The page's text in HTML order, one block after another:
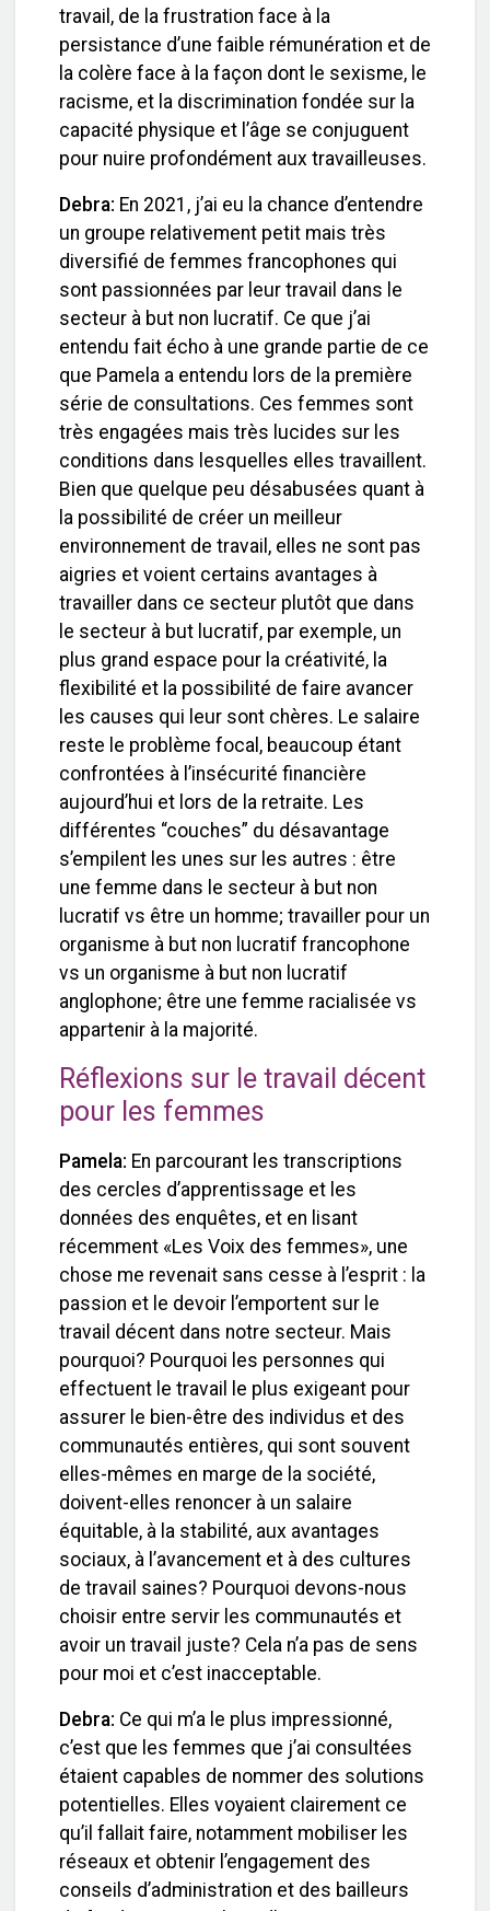
travail, de la frustration face à la
persistance d’une faible rémunération et de
la colère face à la façon dont le sexisme, le
racisme, et la discrimination fondée sur la
capacité physique et l’âge se conjuguent
pour nuire profondément aux travailleuses.
Debra: En 2021, j’ai eu la chance d’entendre
un groupe relativement petit mais très
diversifié de femmes francophones qui
sont passionnées par leur travail dans le
secteur à but non lucratif. Ce que j’ai
entendu fait écho à une grande partie de ce
que Pamela a entendu lors de la première
série de consultations. Ces femmes sont
très engagées mais très lucides sur les
conditions dans lesquelles elles travaillent.
Bien que quelque peu désabusées quant à
la possibilité de créer un meilleur
environnement de travail, elles ne sont pas
aigries et voient certains avantages à
travailler dans ce secteur plutôt que dans
le secteur à but lucratif, par exemple, un
plus grand espace pour la créativité, la
flexibilité et la possibilité de faire avancer
les causes qui leur sont chères. Le salaire
reste le problème focal, beaucoup étant
confrontées à l’insécurité financière
aujourd’hui et lors de la retraite. Les
différentes “couches” du désavantage
s’empilent les unes sur les autres : être
une femme dans le secteur à but non
lucratif vs être un homme; travailler pour un
organisme à but non lucratif francophone
vs un organisme à but non lucratif
anglophone; être une femme racialisée vs
appartenir à la majorité.
Réflexions sur le travail décent
pour les femmes
Pamela: En parcourant les transcriptions
des cercles d’apprentissage et les
données des enquêtes, et en lisant
récemment «Les Voix des femmes», une
chose me revenait sans cesse à l’esprit : la
passion et le devoir l’emportent sur le
travail décent dans notre secteur. Mais
pourquoi? Pourquoi les personnes qui
effectuent le travail le plus exigeant pour
assurer le bien-être des individus et des
communautés entières, qui sont souvent
elles-mêmes en marge de la société,
doivent-elles renoncer à un salaire
équitable, à la stabilité, aux avantages
sociaux, à l’avancement et à des cultures
de travail saines? Pourquoi devons-nous
choisir entre servir les communautés et
avoir un travail juste? Cela n’a pas de sens
pour moi et c’est inacceptable.
Debra: Ce qui m’a le plus impressionné,
c’est que les femmes que j’ai consultées
étaient capables de nommer des solutions
potentielles. Elles voyaient clairement ce
qu’il fallait faire, notamment mobiliser les
réseaux et obtenir l’engagement des
conseils d’administration et des bailleurs